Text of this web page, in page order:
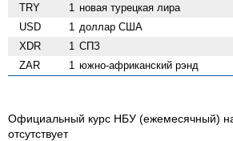
TRY 1 новая турецкая лира
USD 1 доллар США
XDR 1 СПЗ
ZAR 1 южно-африканский рэнд
Официальный курс НБУ (ежемесячный)
отсутствует